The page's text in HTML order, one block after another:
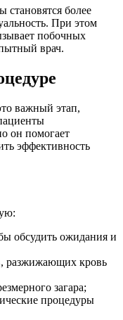
становятся более
При этом
побочных
врач.
важный этап,
он помогает
эффективность
обсудить ожидания и
разжижающих кровь
загара;
процедуры